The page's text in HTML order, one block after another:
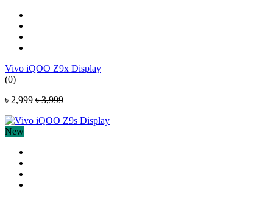
Vivo iQOO Z9x Display
(0)
৳ 2,999 ৳ 3,999
New